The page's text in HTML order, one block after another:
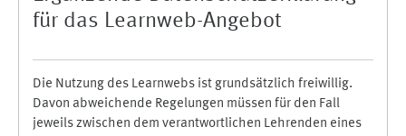
für das Learnweb-Angebot
Die Nutzung des Learnwebs ist grundsätzlich freiwillig.
Davon abweichende Regelungen müssen für den Fall
jeweils zwischen dem verantwortlichen Lehrenden eines